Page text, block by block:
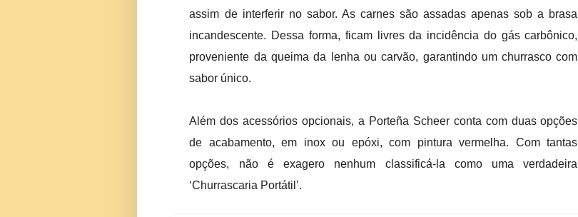
assim de interferir no sabor. As carnes são assadas apenas sob a brasa
incandescente. Dessa forma, ficam livres da incidência do gás carbônico,
proveniente da queima da lenha ou carvão, garantindo um churrasco com
sabor único.
Além dos acessórios opcionais, a Porteña Scheer conta com duas opções
de acabamento, em inox ou epóxi, com pintura vermelha. Com tantas
opções, não é exagero nenhum classificá-la como uma verdadeira
‘Churrascaria Portátil’.